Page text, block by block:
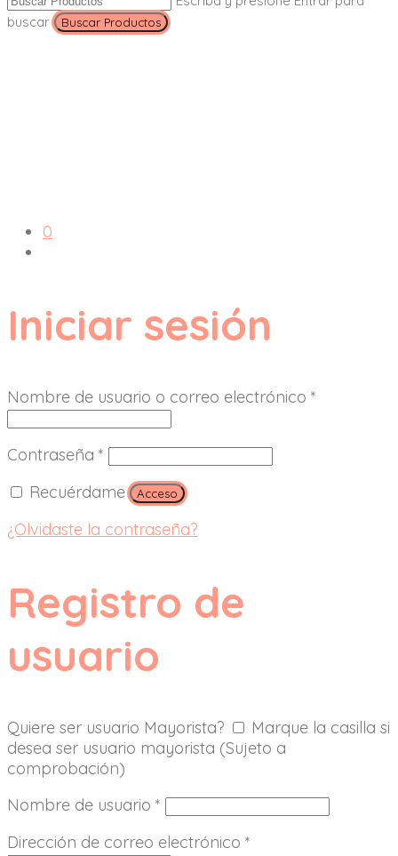
buscar
0
Iniciar sesión
Nombre de usuario o correo electrónico *
Contraseña *
Recuérdame
Acceso
¿Olvidaste la contraseña?
Registro de
usuario
Quiere ser usuario Mayorista?
Marque la casilla si
desea ser usuario mayorista (Sujeto a
comprobación)
Nombre de usuario *
Dirección de correo electrónico *